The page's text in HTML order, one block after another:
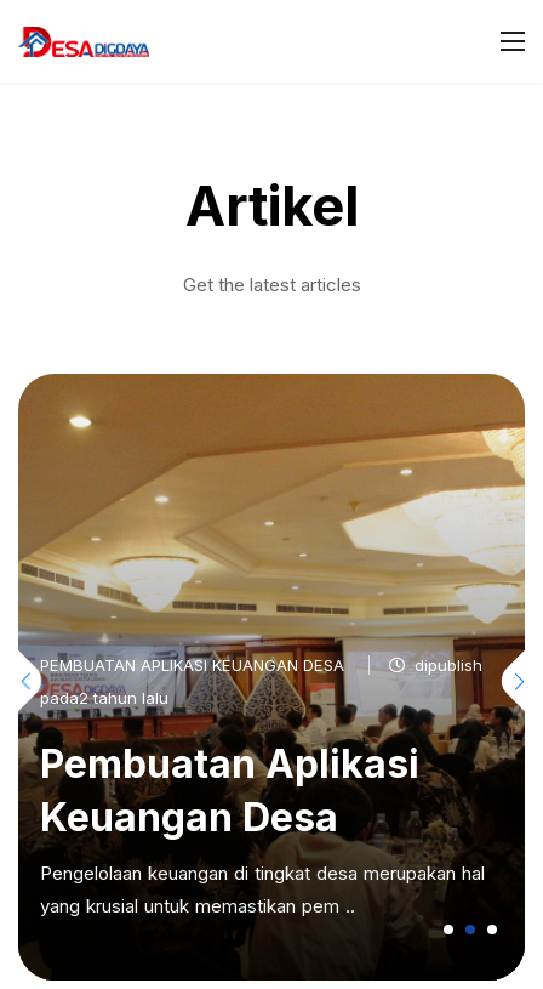
Artikel
Get the latest articles
PEMBUATAN APLIKASI KEUANGAN DESA
dipublish
pada2 tahun lalu
Pembuatan Aplikasi
Keuangan Desa
Pengelolaan keuangan di tingkat desa merupakan hal
yang krusial untuk memastikan pem ..